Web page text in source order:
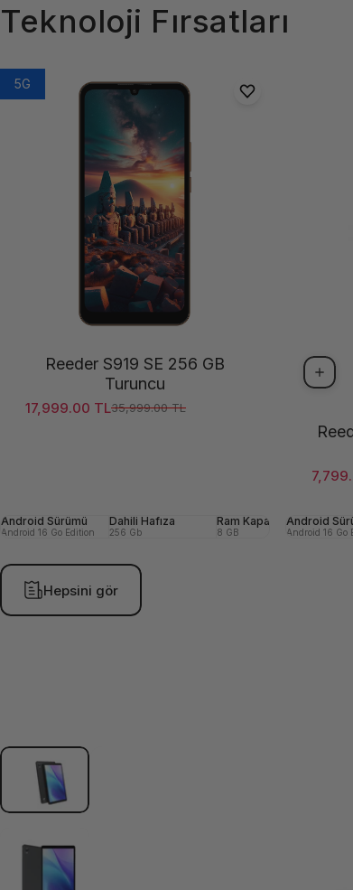
Teknoloji Fırsatları
5G
Reeder S919 SE 256 GB
Turuncu
Satış ücreti
17,999.00 TL
Normal fiyat35,999.00 TL
Android Sürümü
Android 16 Go Edition
Dahili Hafıza
256 Gb
Ram Kapasitesi
8 GB
Ön
8 MP
Satış
Android
Android 16 Go
Hepsini gör